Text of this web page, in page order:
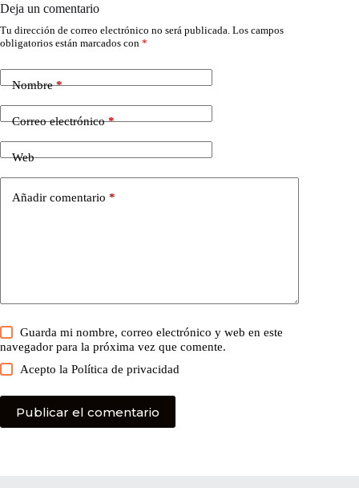
Deja un comentario
Tu dirección de correo electrónico no será publicada. Los campos
obligatorios están marcados con *
Nombre*
Correo electrónico*
Web
Añadir comentario *
Guarda mi nombre, correo electrónico y web en este
navegador para la próxima vez que comente.
Acepto laPolítica de privacidad
Publicar el comentario